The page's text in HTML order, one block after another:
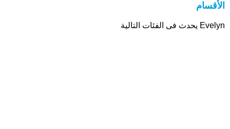
الأقسام
Evelyn يحدث فى الفئات التالية